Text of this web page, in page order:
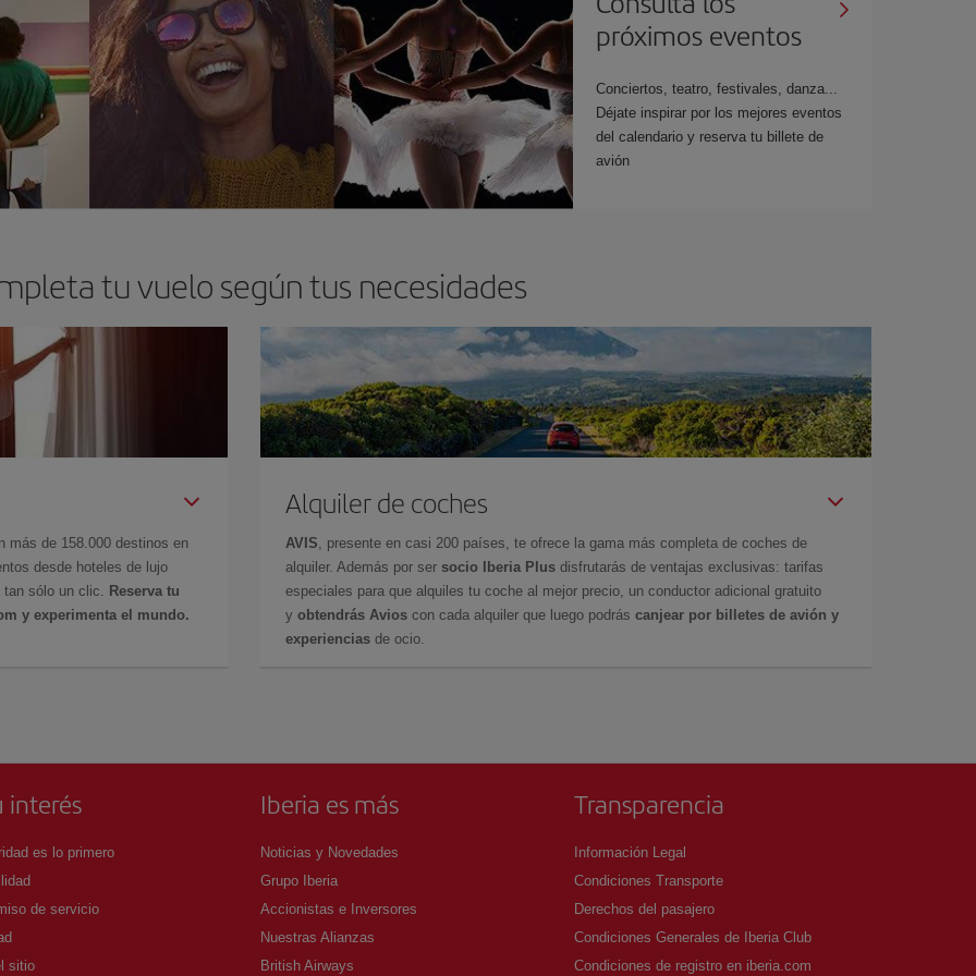
próximos eventos
Conciertos, teatro, festivales, danza...
Déjate inspirar por los mejores eventos
del calendario y reserva tu billete de
avión
tu vuelo según tus necesidades
más de 158.000 destinos en
desde hoteles de lujo
sólo un clic.
Reserva tu
y experimenta el mundo.
Alquiler de coches
AVIS , presente en casi 200 países, te ofrece la gama más completa de coches de
alquiler. Además por ser socio Iberia Plus disfrutarás de ventajas exclusivas: tarifas
especiales para que alquiles tu coche al mejor precio, un conductor adicional gratuito
y obtendrás Avios con cada alquiler que luego podrás canjear por billetes de avión y
experiencias de ocio.
interés
es lo primero
de servicio
sitio
Iberia es más
Noticias y Novedades
Grupo Iberia
Accionistas e Inversores
Nuestras Alianzas
British Airways
Transparencia
Información Legal
Condiciones Transporte
Derechos del pasajero
Condiciones Generales de Iberia Club
Condiciones de registro en iberia.com